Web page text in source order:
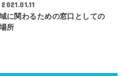
2021.01.11
に関わるための窓口としての
所